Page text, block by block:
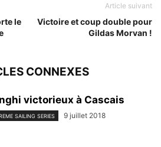
le
Article suivant
Victoire et coup double pour
Gildas Morvan !
CONNEXES
victorieux à Cascais
SAILING SERIES 9 juillet 2018